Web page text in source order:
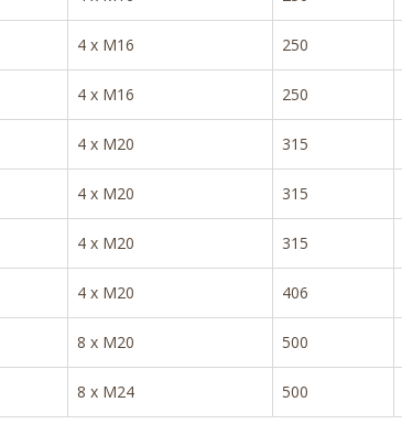
4 x M16 250
4 x M16 250
4 x M20 315
4 x M20 315
4 x M20 315
4 x M20 406
8 x M20 500
8 x M24 500